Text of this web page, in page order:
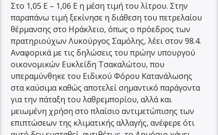
Στο 1,05 Ε – 1,06 Ε η μέση τιμή του λίτρου. Στην
παραπάνω τιμή ξεκίνησε η διάθεση του πετρελαίου
θέρμανσης στο Ηράκλειο, όπως ο πρόεδρος των
πρατηριούχων Λυκούργος Σαμόλης, λέει στον 98.4.
Αναφορικά με τις δηλώσεις του πρώην υπουργού
οικονομικών Ευκλείδη Τσακαλώτου, που
υπεραμύνθηκε του Ειδικού Φόρου Κατανάλωσης
στα καύσιμα καθώς αποτελεί σημαντικό παράγοντα
για την πάταξη του λαθρεμπορίου, αλλά και
μειωμένη χρήση στο πλαίσιο αντιμετώπισης των
επιπτώσεων της κλιματικής αλλαγής, ανέφερε ότι